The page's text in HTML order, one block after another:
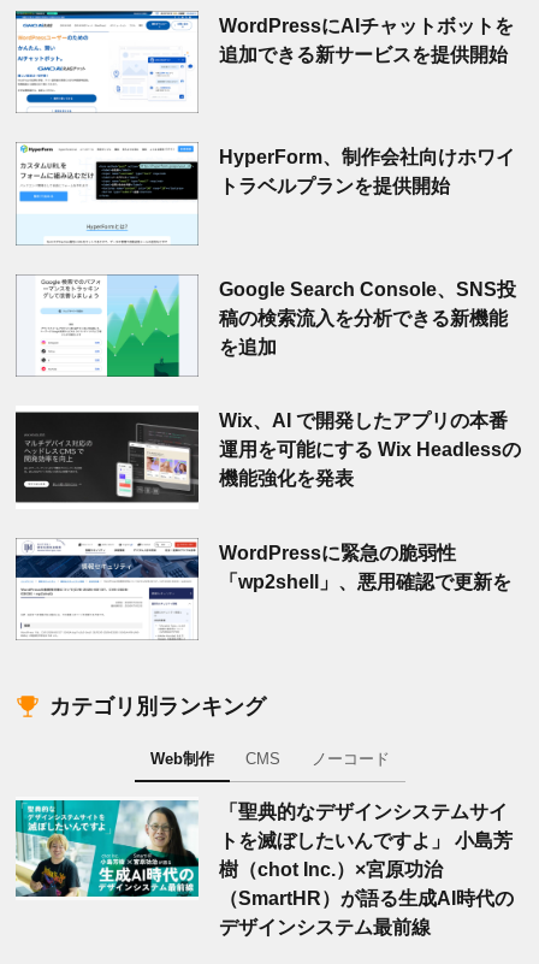
WordPressにAIチャットボットを
追加できる新サービスを提供開始
HyperForm、制作会社向けホワイ
トラベルプランを提供開始
Google Search Console、SNS投
稿の検索流入を分析できる新機能
を追加
Wix、AI で開発したアプリの本番
運用を可能にする Wix Headlessの
機能強化を発表
WordPressに緊急の脆弱性
「wp2shell」、悪用確認で更新を
カテゴリ別ランキング
Web制作 CMS ノーコード
「聖典的なデザインシステムサイ
トを滅ぼしたいんですよ」 小島芳
樹（chot Inc.）×宮原功治
（SmartHR）が語る生成AI時代の
デザインシステム最前線